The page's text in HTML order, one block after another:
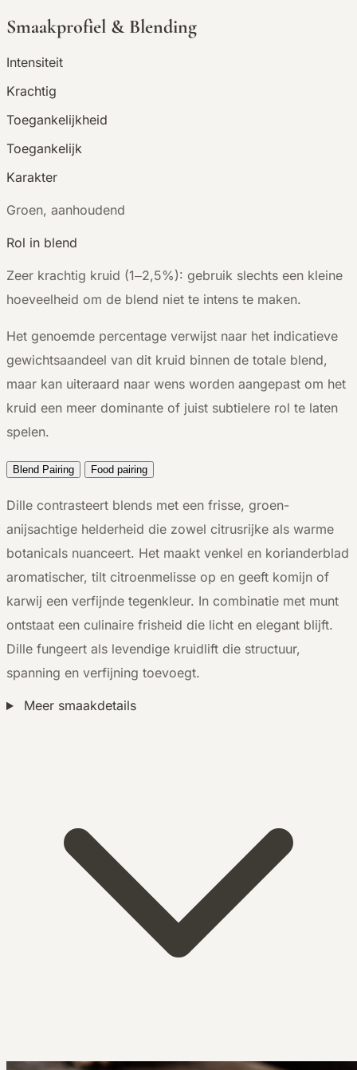
Smaakprofiel & Blending
Intensiteit
Krachtig
Toegankelijkheid
Toegankelijk
Karakter
Groen, aanhoudend
Rol in blend
Zeer krachtig kruid (1–2,5%): gebruik slechts een kleine
hoeveelheid om de blend niet te intens te maken.
Het genoemde percentage verwijst naar het indicatieve
gewichtsaandeel van dit kruid binnen de totale blend,
maar kan uiteraard naar wens worden aangepast om het
kruid een meer dominante of juist subtielere rol te laten
spelen.
Blend Pairing Food pairing
Dille contrasteert blends met een frisse, groen-
anijsachtige helderheid die zowel citrusrijke als warme
botanicals nuanceert. Het maakt venkel en korianderblad
aromatischer, tilt citroenmelisse op en geeft komijn of
karwij een verfijnde tegenkleur. In combinatie met munt
ontstaat een culinaire frisheid die licht en elegant blijft.
Dille fungeert als levendige kruidlift die structuur,
spanning en verfijning toevoegt.
Meer smaakdetails